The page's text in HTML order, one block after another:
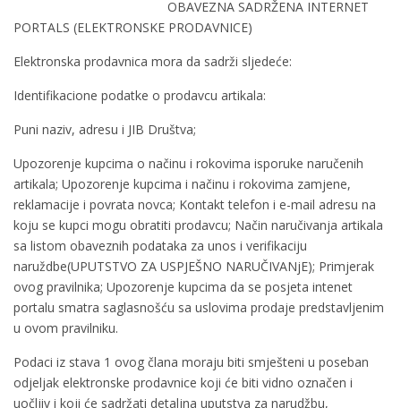
OBAVEZNA SADRŽENA INTERNET
PORTALS (ELEKTRONSKE PRODAVNICE)
Elektronska prodavnica mora da sadrži sljedeće:
Identifikacione podatke o prodavcu artikala:
Puni naziv, adresu i JIB Društva;
Upozorenje kupcima o načinu i rokovima isporuke naručenih
artikala; Upozorenje kupcima i načinu i rokovima zamjene,
reklamacije i povrata novca; Kontakt telefon i e-mail adresu na
koju se kupci mogu obratiti prodavcu; Način naručivanja artikala
sa listom obaveznih podataka za unos i verifikaciju
naruždbe(UPUTSTVO ZA USPJEŠNO NARUČIVANjE); Primjerak
ovog pravilnika; Upozorenje kupcima da se posjeta intenet
portalu smatra saglasnošću sa uslovima prodaje predstavljenim
u ovom pravilniku.
Podaci iz stava 1 ovog člana moraju biti smješteni u poseban
odjeljak elektronske prodavnice koji će biti vidno označen i
uočljiv i koji će sadržati detaljna uputstva za narudžbu,